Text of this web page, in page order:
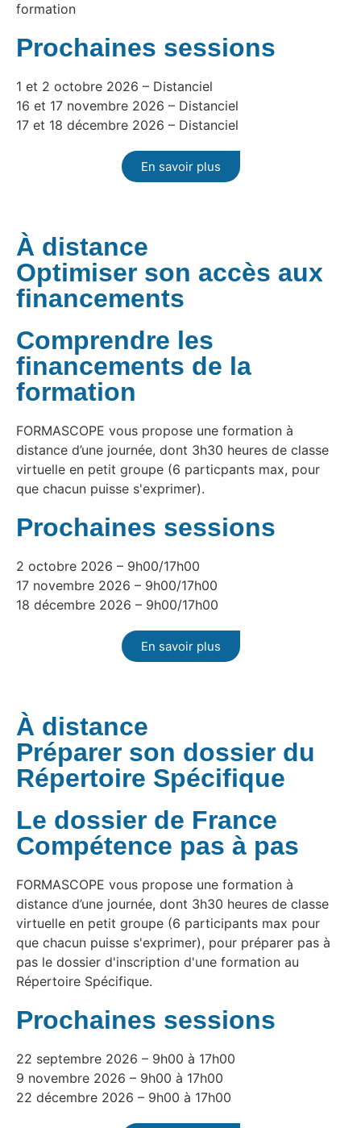
formation
Prochaines sessions
1 et 2 octobre 2026 – Distanciel
16 et 17 novembre 2026 – Distanciel
17 et 18 décembre 2026 – Distanciel
En savoir plus
À distance
Optimiser son accès aux
financements
Comprendre les
financements de la
formation
FORMASCOPE vous propose une formation à
distance d’une journée, dont 3h30 heures de classe
virtuelle en petit groupe (6 particpants max, pour
que chacun puisse s'exprimer).
Prochaines sessions
2 octobre 2026 – 9h00/17h00
17 novembre 2026 – 9h00/17h00
18 décembre 2026 – 9h00/17h00
En savoir plus
À distance
Préparer son dossier du
Répertoire Spécifique
Le dossier de France
Compétence pas à pas
FORMASCOPE vous propose une formation à
distance d’une journée, dont 3h30 heures de classe
virtuelle en petit groupe (6 participants max pour
que chacun puisse s'exprimer), pour préparer pas à
pas le dossier d'inscription d'une formation au
Répertoire Spécifique.
Prochaines sessions
22 septembre 2026 – 9h00 à 17h00
9 novembre 2026 – 9h00 à 17h00
22 décembre 2026 – 9h00 à 17h00